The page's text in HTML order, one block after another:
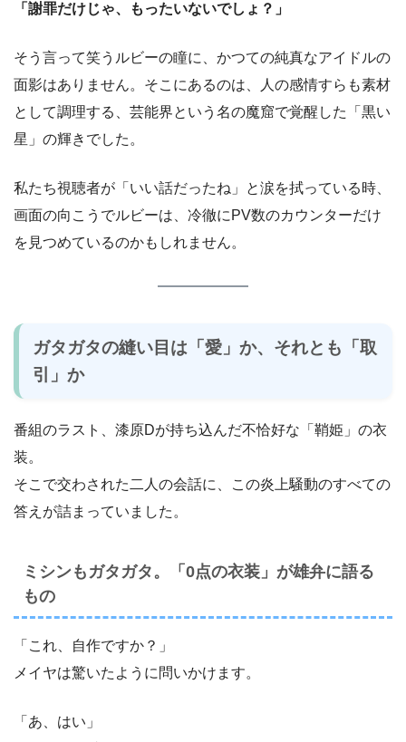
「謝罪だけじゃ、もったいないでしょ？」
そう言って笑うルビーの瞳に、かつての純真なアイドルの
面影はありません。そこにあるのは、人の感情すらも素材
として調理する、芸能界という名の魔窟で覚醒した「黒い
星」の輝きでした。
私たち視聴者が「いい話だったね」と涙を拭っている時、
画面の向こうでルビーは、冷徹にPV数のカウンターだけ
を見つめているのかもしれません。
ガタガタの縫い目は「愛」か、それとも「取
引」か
番組のラスト、漆原Dが持ち込んだ不恰好な「鞘姫」の衣
装。
そこで交わされた二人の会話に、この炎上騒動のすべての
答えが詰まっていました。
ミシンもガタガタ。「0点の衣装」が雄弁に語る
もの
「これ、自作ですか？」
メイヤは驚いたように問いかけます。
「あ、はい」